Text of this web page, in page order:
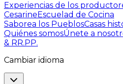
Experiencias de los
CesarineEscuelad de Cocina
Saborea los PueblosCasas
Quiénes somosÚnete a
& RR.PP.
Cambiar idioma